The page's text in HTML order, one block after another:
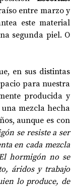
entre marzo y
este material
segunda piel. O
en sus distintas
para nuestra
producida y
mezcla hecha
aunque es con
se resiste a ser
en cada mezcla
hormigón no se
áridos y trabajo
lo produce, de